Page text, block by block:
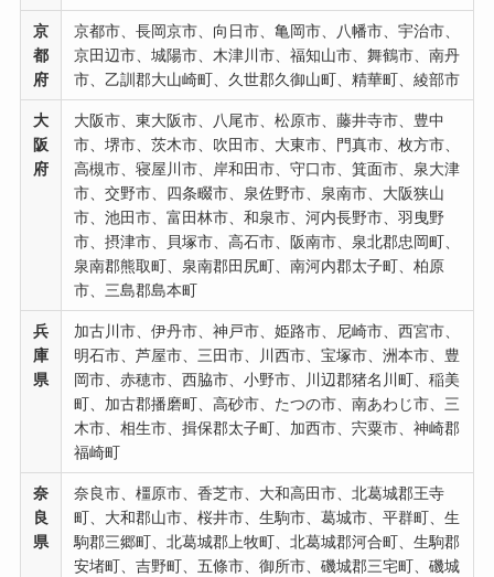
京
都
府
京都市、長岡京市、向日市、亀岡市、八幡市、宇治市、
京田辺市、城陽市、木津川市、福知山市、舞鶴市、南丹
市、乙訓郡大山崎町、久世郡久御山町、精華町、綾部市
大
阪
府
大阪市、東大阪市、八尾市、松原市、藤井寺市、豊中
市、堺市、茨木市、吹田市、大東市、門真市、枚方市、
高槻市、寝屋川市、岸和田市、守口市、箕面市、泉大津
市、交野市、四条畷市、泉佐野市、泉南市、大阪狭山
市、池田市、富田林市、和泉市、河内長野市、羽曳野
市、摂津市、貝塚市、高石市、阪南市、泉北郡忠岡町、
泉南郡熊取町、泉南郡田尻町、南河内郡太子町、柏原
市、三島郡島本町
兵
庫
県
加古川市、伊丹市、神戸市、姫路市、尼崎市、西宮市、
明石市、芦屋市、三田市、川西市、宝塚市、洲本市、豊
岡市、赤穂市、西脇市、小野市、川辺郡猪名川町、稲美
町、加古郡播磨町、高砂市、たつの市、南あわじ市、三
木市、相生市、揖保郡太子町、加西市、宍粟市、神崎郡
福崎町
奈
良
県
奈良市、橿原市、香芝市、大和高田市、北葛城郡王寺
町、大和郡山市、桜井市、生駒市、葛城市、平群町、生
駒郡三郷町、北葛城郡上牧町、北葛城郡河合町、生駒郡
安堵町、吉野町、五條市、御所市、磯城郡三宅町、磯城